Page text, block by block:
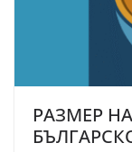
РАЗМЕР